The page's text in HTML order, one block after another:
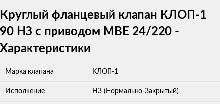
Круглый фланцевый клапан КЛОП-1
90 НЗ с приводом MBE 24/220 -
Характеристики
Марка клапана КЛОП-1
Исполнение НЗ (Нормально-Закрытый)